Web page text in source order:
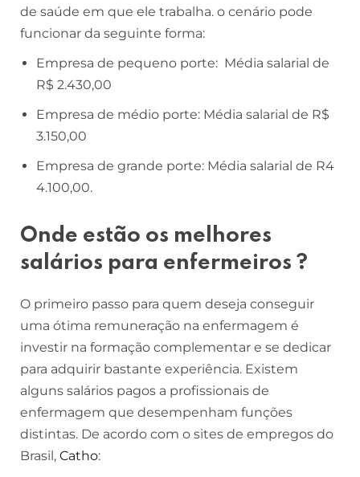
de saúde em que ele trabalha. o cenário pode
funcionar da seguinte forma:
Empresa de pequeno porte: Média salarial de
R$ 2.430,00
Empresa de médio porte: Média salarial de R$
3.150,00
Empresa de grande porte: Média salarial de R4
4.100,00.
Onde estão os melhores
salários para enfermeiros ?
O primeiro passo para quem deseja conseguir
uma ótima remuneração na enfermagem é
investir na formação complementar e se dedicar
para adquirir bastante experiência. Existem
alguns salários pagos a profissionais de
enfermagem que desempenham funções
distintas. De acordo com o sites de empregos do
Brasil, Catho: